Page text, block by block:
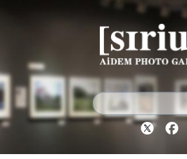
Twitter
シリウスについて
展示スケジュール